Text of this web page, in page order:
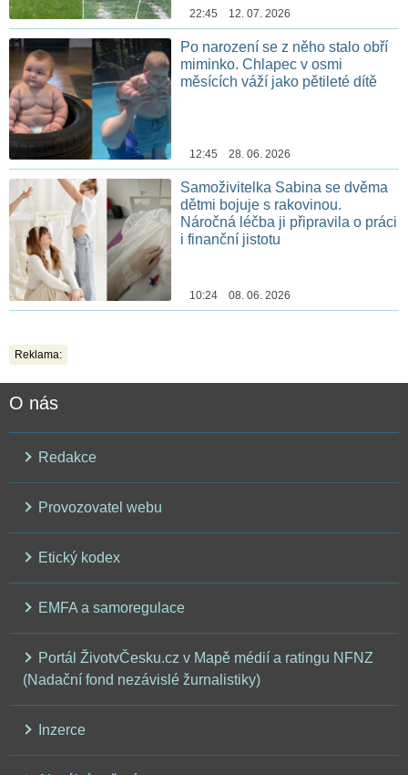
22:45 12. 07. 2026
Po narození se z něho stalo obří
miminko. Chlapec v osmi
měsících váží jako pětileté dítě
12:45 28. 06. 2026
Samoživitelka Sabina se dvěma
dětmi bojuje s rakovinou.
Náročná léčba ji připravila o práci
i finanční jistotu
10:24 08. 06. 2026
Reklama:
O nás
Redakce
Provozovatel webu
Etický kodex
EMFA a samoregulace
Portál ŽivotvČesku.cz v Mapě médií a ratingu NFNZ
(Nadační fond nezávislé žurnalistiky)
Inzerce